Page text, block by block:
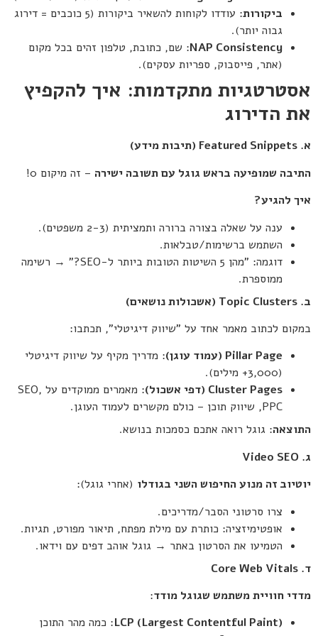
ביקורות
: עודדו לקוחות להשאיר ביקורות (5 כוכבים = דירוג
גבוה יותר).
NAP Consistency: שם, כתובת, טלפון זהים בכל מקום
(אתר, פייסבוק, ספריות עסקים).
אסטרטגיות מתקדמות: איך להקפיץ
את הדירוג
א. Featured Snippets ( תיבות מידע)
התיבה שמופיעה בראש גוגל עם תשובה ישירה – זה מיקום 0!
איך להגיע?
ענה על שאלה בצורה ברורה ותמציתית (2-3 משפטים).
השתמש ברשימות/טבלאות.
דוגמה: "מהן 5 השיטות הטובות ביותר ל-SEO?" → רשימה
ממוספרת.
ב. Topic Clusters ( אשכולות נושאים)
במקום לכתוב מאמר אחד על "שיווק דיגיטלי", תכתבו:
Pillar Page ( עמוד עוגן): מדריך מקיף על שיווק דיגיטלי
(3,000+ מילים).
Cluster Pages ( דפי אשכול)
: מאמרים ממוקדים על SEO,
PPC, שיווק תוכן – כולם מקשרים לעמוד העוגן.
התוצאה: גוגל רואה אתכם כסמכות בנושא.
ג. Video SEO
יוטיוב זה מנוע החיפוש השני בגודלו (אחרי גוגל):
צרו סרטוני הסבר/מדריכים.
אופטימיזציה: כותרת עם מילת מפתח, תיאור מפורט, תגיות.
הטמיעו את הסרטון באתר → גוגל אוהב דפים עם וידאו.
ד. Core Web Vitals
מדדי חוויית משתמש שגוגל מודד:
LCP (Largest Contentful Paint): כמה מהר התוכן